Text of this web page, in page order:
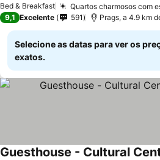
Bed & Breakfast Quartos charmosos com
9,1 Excelente 591 Prags, a 4.9 km
Selecione as datas para ver os
exatos.
Guesthouse - Cultural